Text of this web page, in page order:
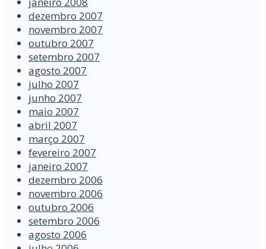
dezembro 2007
novembro 2007
outubro 2007
setembro 2007
agosto 2007
julho 2007
junho 2007
maio 2007
abril 2007
março 2007
fevereiro 2007
janeiro 2007
dezembro 2006
novembro 2006
outubro 2006
setembro 2006
agosto 2006